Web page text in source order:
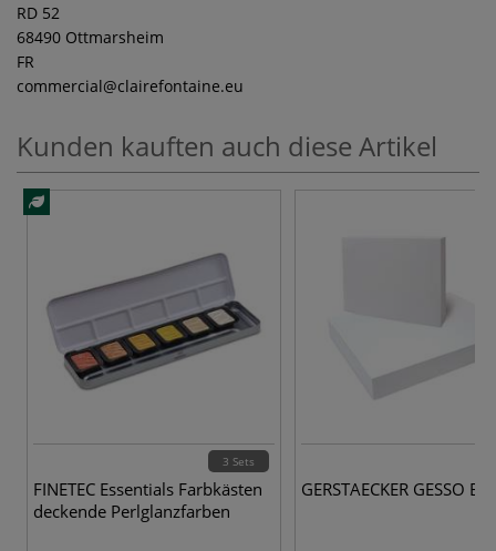
RD 52
68490 Ottmarsheim
FR
commercial@clairefontaine.eu
Kunden kauften auch diese Artikel
3 Sets
FINETEC Essentials Farbkästen
deckende Perlglanzfarben
GERSTAECKER GESSO